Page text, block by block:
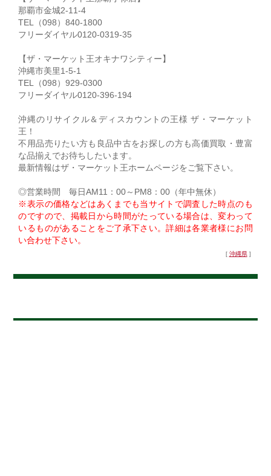
那覇市金城2-11-4
TEL（098）840-1800
フリーダイヤル0120-0319-35
【ザ・マーケット王オキナワシティー】
沖縄市美里1-5-1
TEL（098）929-0300
フリーダイヤル0120-396-194
沖縄のリサイクル＆ディスカウントの王様 ザ・マーケット
王！
不用品売りたい方も良品中古をお探しの方も高価買取・豊富
な品揃えでお待ちしたいます。
最新情報はザ・マーケット王ホームページをご覧下さい。
◎営業時間 毎日AM11：00～PM8：00（年中無休）
※表示の価格などはあくまでも当サイトで調査した時点のも
のですので、掲載日から時間がたっている場合は、変わって
いるものがあることをご了承下さい。詳細は各業者様にお問
い合わせ下さい。
[ 沖縄県]